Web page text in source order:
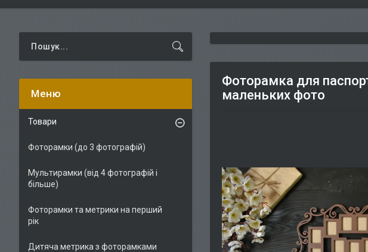
Фоторамка для
маленьких фото
Товари
Фоторамки (до 3 фотографій)
Мультирамки (від 4 фотографій і
більше)
Фоторамки та метрики на перший
рік
Дитяча метрика з фоторамками